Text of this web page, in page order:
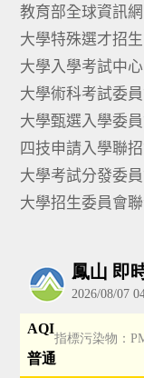
教育部全球資訊網
大學特殊選才招生
大學入學考試中心
大學術科考試委
大學甄選入學委
四技申請入學聯
大學考試分發委
大學招生委員會